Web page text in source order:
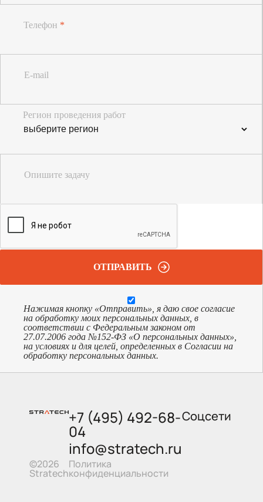
Телефон *
E-mail
Регион проведения работ
Опишите задачу
ОТПРАВИТЬ
Нажимая кнопку «Отправить», я даю свое согласие
на обработку моих персональных данных, в
соответствии с Федеральным законом от
27.07.2006 года №152-ФЗ «О персональных данных»,
на условиях и для целей, определенных в Согласии на
обработку персональных данных.
©2026
Stratech
+7 (495) 492-68-
04
info@stratech.ru
Политика
конфиденциальности
Соцсети